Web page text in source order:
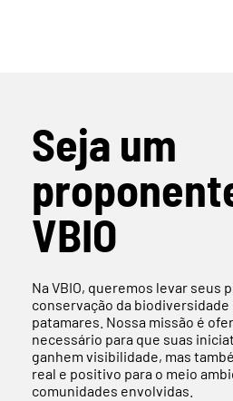
Seja um
VBIO
Na VBIO, queremos levar seus
conservação da biodiversidade
patamares. Nossa missão é
necessário para que suas
ganhem visibilidade, mas
real e positivo para o meio
comunidades envolvidas.